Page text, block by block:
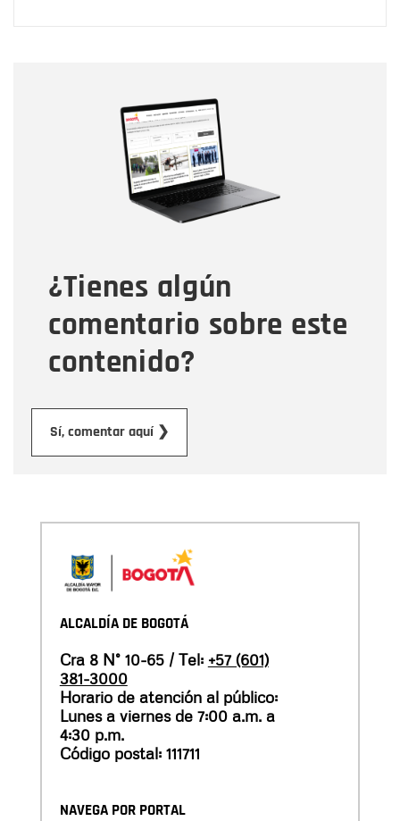
¿Tienes algún
comentario sobre este
contenido?
Sí, comentar aquí ❯
Correo electrónico
Tipo de comentario
Mensaje
ALCALDÍA DE BOGOTÁ
Cra 8 N° 10-65 / Tel: +57 (601)
381-3000
Horario de atención al público:
Lunes a viernes de 7:00 a.m. a
4:30 p.m.
Código postal: 111711
NAVEGA POR PORTAL